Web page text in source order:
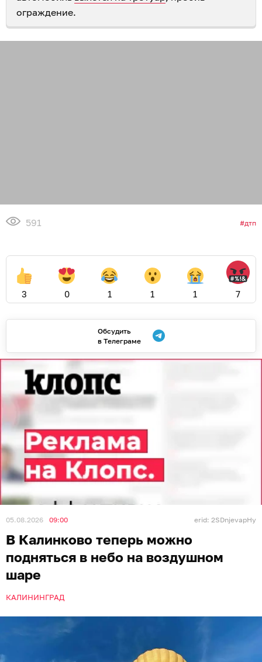
ограждение.
591 дтп
3 0 1 1 1 7
Обсудить
в Телеграме
05.08.2026 09:00 erid: 2SDnjevapHy
В Калинково теперь можно
подняться в небо на воздушном
шаре
КАЛИНИНГРАД